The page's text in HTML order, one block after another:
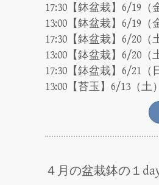
17:30【鉢盆栽】6/19（
13:00【鉢盆栽】6/19（
17:30【鉢盆栽】6/20（
13:00【鉢盆栽】6/20（
17:30【鉢盆栽】6/21（
13:00【苔玉】6/13（土
４月の盆栽鉢の１